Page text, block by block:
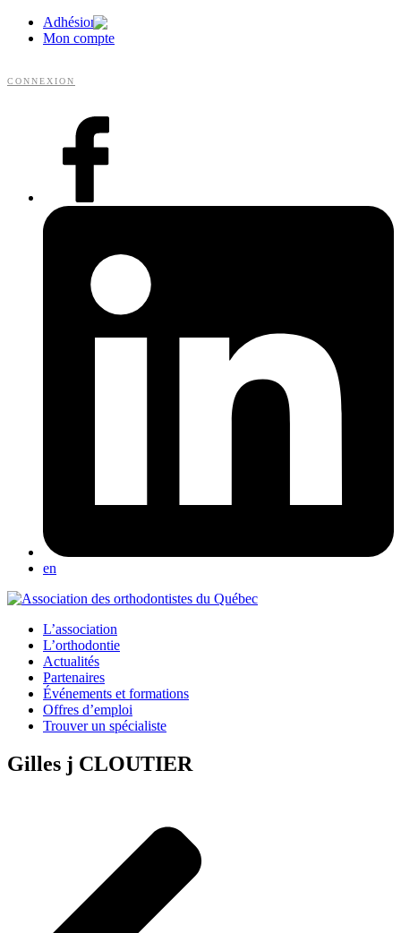
Adhésion
Mon compte
CONNEXION
en
L’association
L’orthodontie
Actualités
Partenaires
Événements et formations
Offres d’emploi
Trouver un spécialiste
Gilles j CLOUTIER